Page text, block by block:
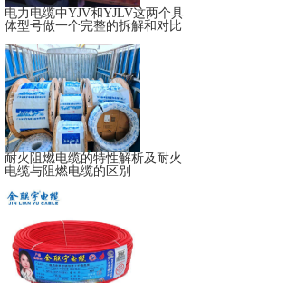
电力电缆中YJV和YJLV这两个具
体型号做一个完整的拆解和对比
耐火阻燃电缆的特性解析及耐火
电缆与阻燃电缆的区别